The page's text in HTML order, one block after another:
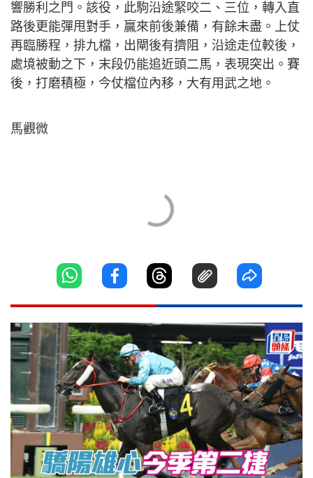
響勝利之門。該役，此駒沿途緊咬二、三位，轉入直
路後更能彈甩對手，贏來前後兼備，有餘未盡。上仗
再臨勝程，排九檔，出閘後有擠阻，沿途走位較後，
處境被動之下，末段仍能追近頭二馬，表現突出。賽
後，打磨積極，今仗檔位內移，大有用武之地。
馬觀微